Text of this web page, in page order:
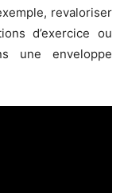
revaloriser
d’exercice ou
une enveloppe